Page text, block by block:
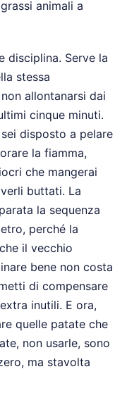
animali a
disciplina. Serve la
stessa
allontanarsi dai
cinque minuti.
disposto a pelare
la fiamma,
che mangerai
buttati. La
la sequenza
perché la
il vecchio
bene non costa
di compensare
inutili. E ora,
quelle patate che
non usarle, sono
ma stavolta